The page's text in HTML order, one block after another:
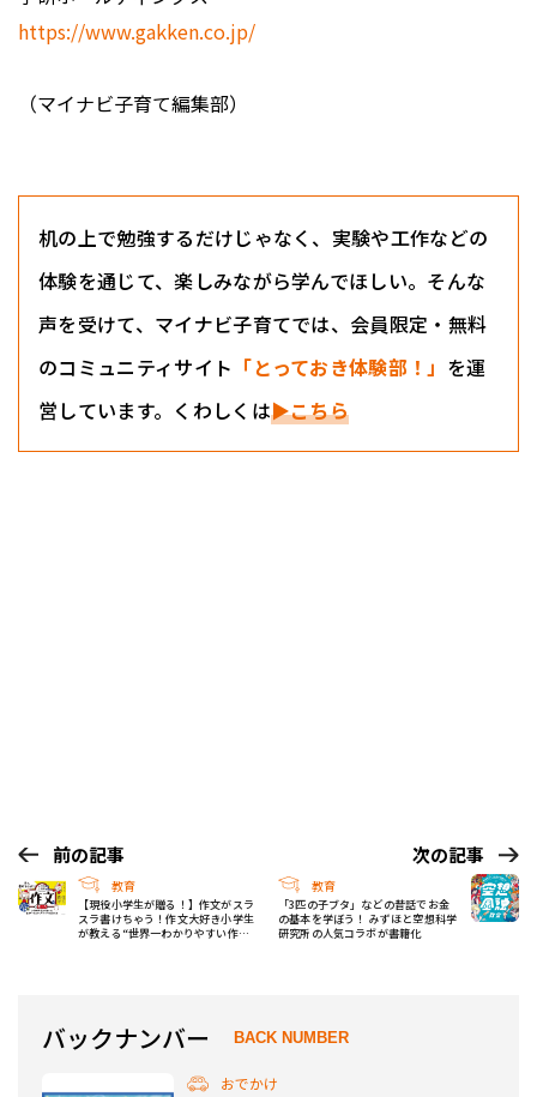
https://www.gakken.co.jp/
（マイナビ子育て編集部）
机の上で勉強するだけじゃなく、実験や工作などの
体験を通じて、楽しみながら学んでほしい。そんな
声を受けて、マイナビ子育てでは、会員限定・無料
のコミュニティサイト 「とっておき体験部！」 を運
営しています。くわしくは▶こちら
前の記事
教育
【現役小学生が贈る！】作文がスラ
スラ書けちゃう！作文大好き小学生
が教える“世界一わかりやすい作文
次の記事
教育
「3匹の子ブタ」などの昔話でお金
の基本を学ぼう！ みずほと空想科学
研究所の人気コラボが書籍化
バックナンバー BACK NUMBER
おでかけ